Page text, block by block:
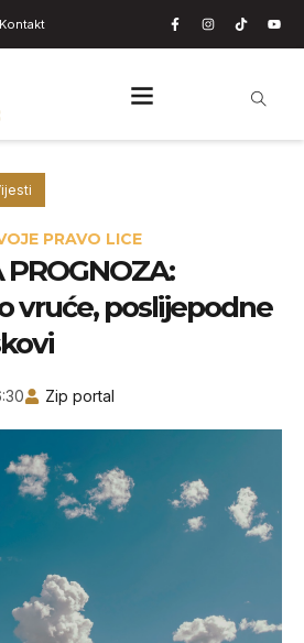
Kontakt
PRAVO LICE
PROGNOZA:
vruće, poslijepodne
Zip portal